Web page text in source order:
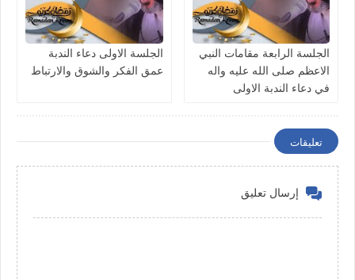
الجلسة الرابعة مقامات النبي
الاعظم صلى الله عليه واله
في دعاء الندبة الاولى
الجلسة الاولى دعاء الندبة
عمق الفكر والشوق والارتباط
تعليقات
إرسال تعليق